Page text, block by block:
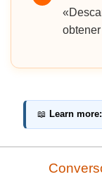
📖 Learn more: